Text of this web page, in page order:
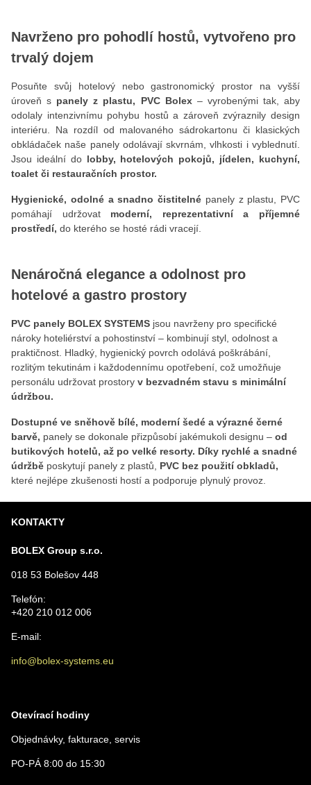
Navrženo pro pohodlí hostů, vytvořeno pro
trvalý dojem
Posuňte svůj hotelový nebo gastronomický prostor na vyšší
úroveň s panely z plastu, PVC Bolex– vyrobenými tak, aby
odolaly intenzivnímu pohybu hostů a zároveň zvýraznily design
interiéru. Na rozdíl od malovaného sádrokartonu či klasických
obkládaček naše panely odolávají skvrnám, vlhkosti i vyblednutí.
Jsou ideální do lobby, hotelových pokojů, jídelen, kuchyní,
toalet či restauračních prostor.
Hygienické, odolné a snadno čistitelné panely z plastu, PVC
pomáhají udržovat moderní, reprezentativní a příjemné
prostředí, do kterého se hosté rádi vracejí.
Nenáročná elegance a odolnost pro
hotelové a gastro prostory
PVC panely BOLEX SYSTEMS jsou navrženy pro specifické
nároky hoteliérství a pohostinství – kombinují styl, odolnost a
praktičnost. Hladký, hygienický povrch odolává poškrábání,
rozlitým tekutinám i každodennímu opotřebení, což umožňuje
personálu udržovat prostory v bezvadném stavu s minimální
údržbou.
Dostupné ve sněhově bílé, moderní šedé a výrazné černé
barvě, panely se dokonale přizpůsobí jakémukoli designu – od
butikových hotelů, až po velké resorty. Díky rychlé a snadné
údržbě poskytují panely z plastů, PVC bez použití obkladů,
které nejlépe zkušenosti hostí a podporuje plynulý provoz.
KONTAKTY
BOLEX Group s.r.o.
018 53 Bolešov 448
Telefón:
+420 210 012 006
E-mail:
info@bolex-systems.eu
Otevírací hodiny
Objednávky, fakturace, servis
PO-PÁ 8:00 do 15:30